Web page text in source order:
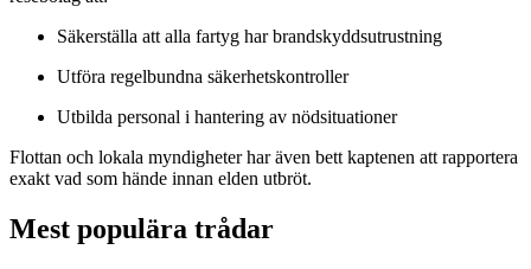
Säkerställa att alla fartyg har brandskyddsutrustning
Utföra regelbundna säkerhetskontroller
Utbilda personal i hantering av nödsituationer
Flottan och lokala myndigheter har även bett kaptenen att rapportera
exakt vad som hände innan elden utbröt.
Mest populära trådar